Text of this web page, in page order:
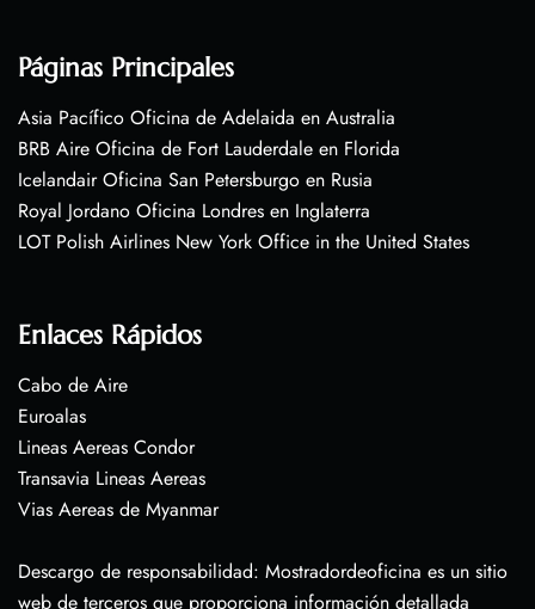
Páginas Principales
Asia Pacífico Oficina de Adelaida en Australia
BRB Aire Oficina de Fort Lauderdale en Florida
Icelandair Oficina San Petersburgo en Rusia
Royal Jordano Oficina Londres en Inglaterra
LOT Polish Airlines New York Office in the United States
Enlaces Rápidos
Cabo de Aire
Euroalas
Lineas Aereas Condor
Transavia Lineas Aereas
Vias Aereas de Myanmar
Descargo de responsabilidad: Mostradordeoficina es un sitio
web de terceros que proporciona información detallada